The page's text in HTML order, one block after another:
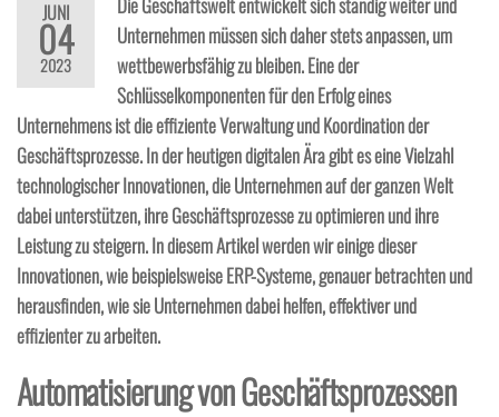
JUNI
04
2023
Unternehmen müssen sich daher stets anpassen, um
wettbewerbsfähig zu bleiben. Eine der
Schlüsselkomponenten für den Erfolg eines
Unternehmens ist die effiziente Verwaltung und Koordination der
Geschäftsprozesse. In der heutigen digitalen Ära gibt es eine Vielzahl
technologischer Innovationen, die Unternehmen auf der ganzen Welt
dabei unterstützen, ihre Geschäftsprozesse zu optimieren und ihre
Leistung zu steigern. In diesem Artikel werden wir einige dieser
Innovationen, wie beispielsweise ERP-Systeme, genauer betrachten und
herausfinden, wie sie Unternehmen dabei helfen, effektiver und
effizienter zu arbeiten.
Automatisierung von Geschäftsprozessen